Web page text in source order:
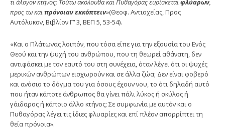
τι άλογον κτήνος; Τούτω ακόλουθα και Πυ­θαγόρας ευρίσκεταιφλύαρων,
προς τω καιπρόνοιαν εκκόπτειν»(Θεοφ. Αντιοχείας, Προς
Αυτόλυκον, Βιβλίον Γ” 3, ΒΕΠ 5, 53-54).
«Και ο Πλάτωνας λοιπόν, που τόσα είπε για την εξουσία του Ενός
Θεού και την ψυχή του ανθρώπου, που τη θεω­ρεί αθάνατη, δεν
αντιφάσκει με τον εαυτό του στη συνέ­χεια, όταν λέγει ότι οι ψυχές
μερικών ανθρώπων εισχω­ρούν και σε άλλα ζώα; Δεν είναι φοβερό
και ανόσιο το δόγμα του για όσους έχουν νου, το ότι δηλαδή αυτό
που ήταν κάποτε άνθρωπος θα γίνει πάλι λύκος ή σκύλος ή
γάιδαρος ή κάποιο άλλο κτήνος; Σε συμφωνία με αυτόν και ο
Πυθαγόρας λέγει τις ίδιες φλυαρίες και επί πλέον απορρίπτει τη
θεία πρόνοια».